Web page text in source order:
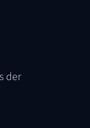
der